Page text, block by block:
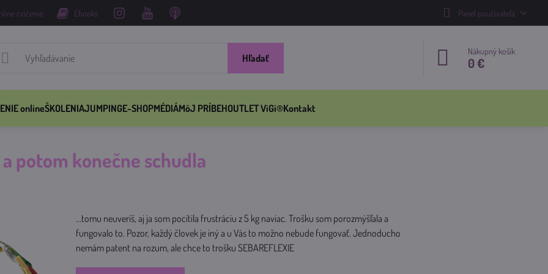
cvičenie Ebooks Panel používateľa
Hľadať
Nákupný košík
0 €
onlineŠKOLENIAJUMPINGE-SHOPMÉDIÁMôJ PRÍBEHOUTLET ViGi®Kontakt
potom konečne schudla
...tomu neuveríš, aj ja som pocítila frustráciu z 5 kg naviac. Trošku som porozmýšľala a
fungovalo to. Pozor, každý človek je iný a u Vás to možno nebude fungovať. Jednoducho
nemám patent na rozum, ale chce to trošku SEBAREFLEXIE